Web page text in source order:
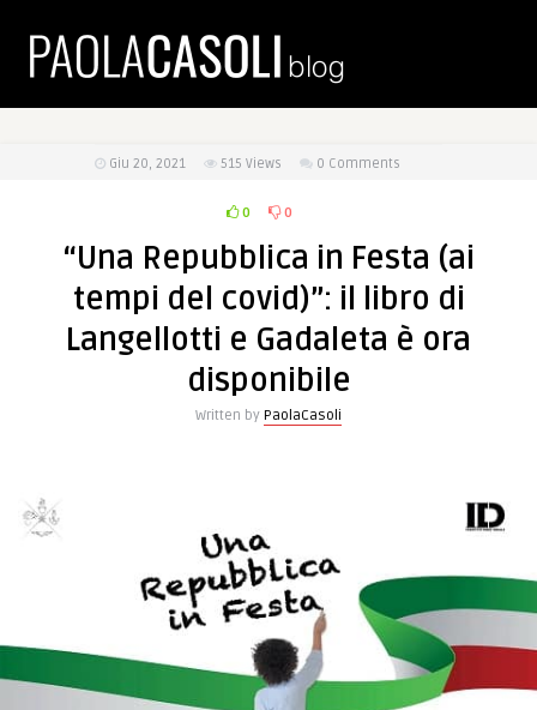
Giu 20, 2021 515 Views 0 Comments
0 0
“Una Repubblica in Festa (ai
tempi del covid)”: il libro di
Langellotti e Gadaleta è ora
disponibile
Written by PaolaCasoli